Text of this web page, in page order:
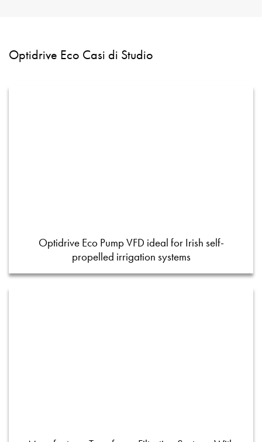
Optidrive Eco Casi di Studio
Optidrive Eco Pump VFD ideal for Irish self-
propelled irrigation systems